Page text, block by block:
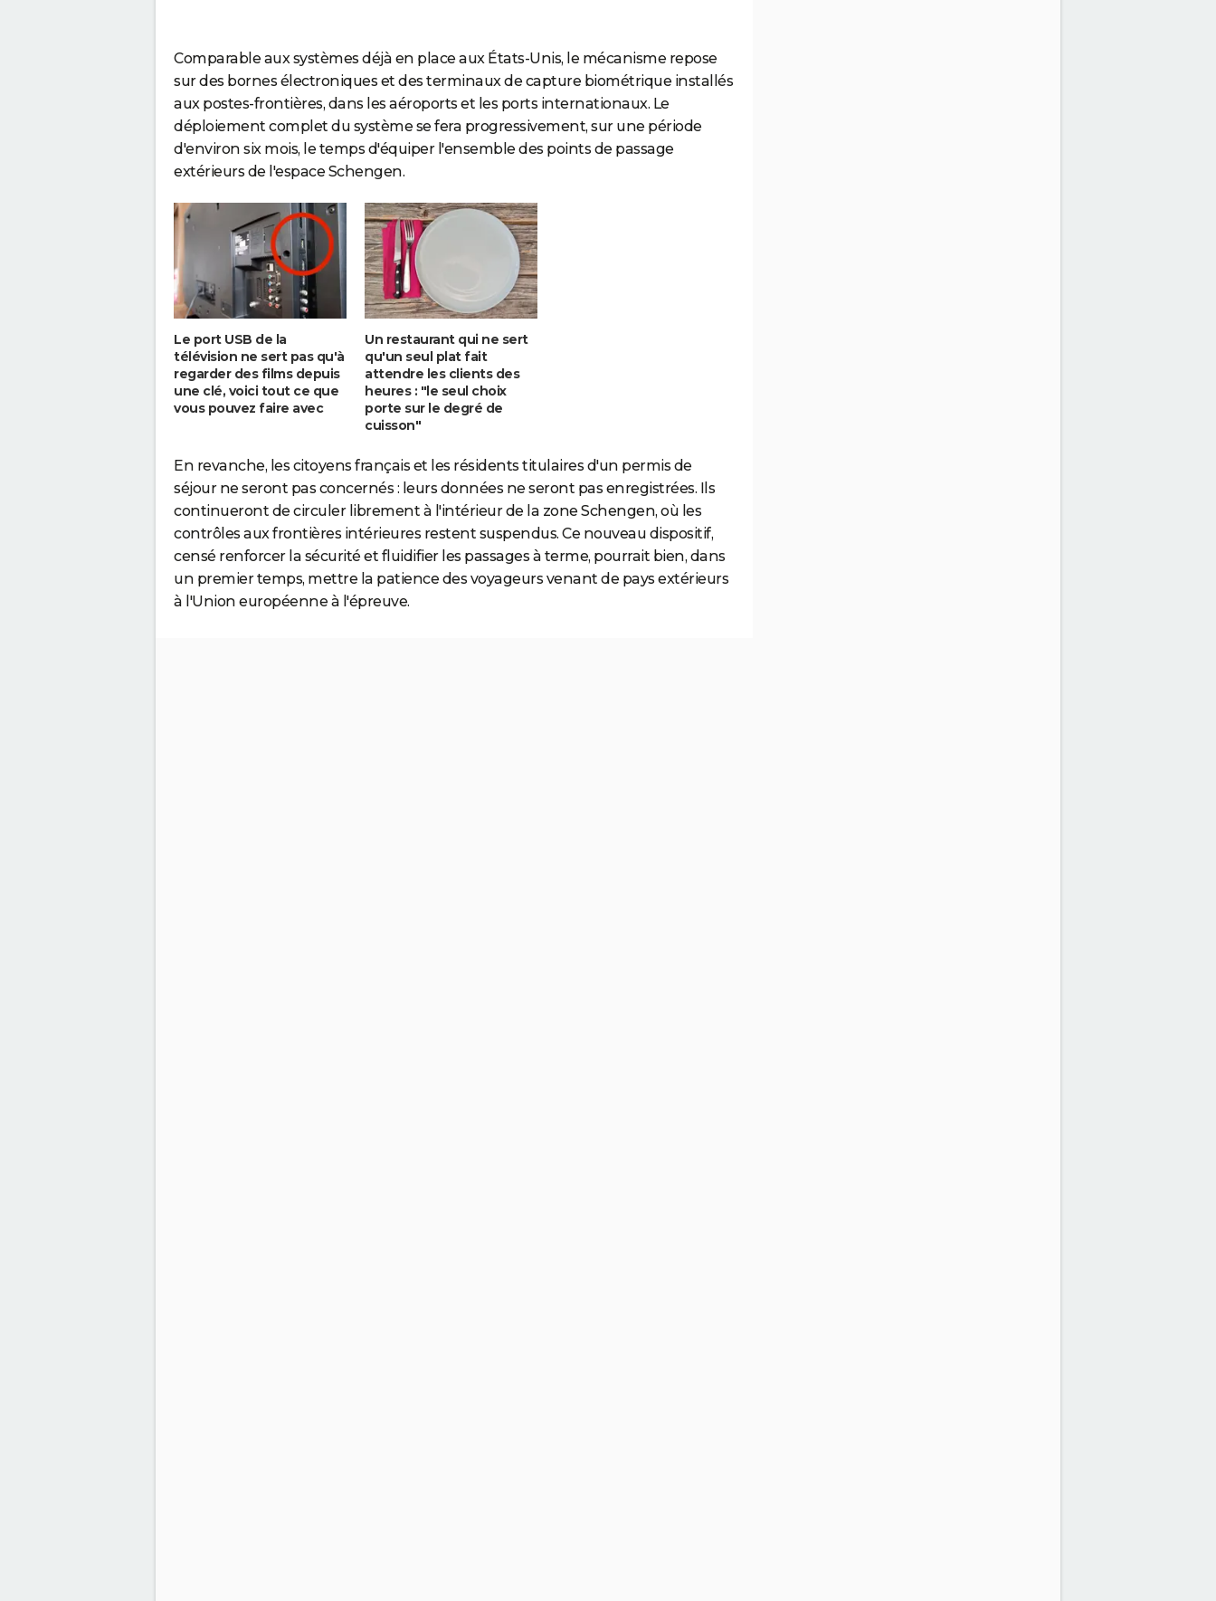
Comparable aux systèmes déjà en place aux États-Unis, le mécanisme repose
sur des bornes électroniques et des terminaux de capture biométrique installés
aux postes-frontières, dans les aéroports et les ports internationaux. Le
déploiement complet du système se fera progressivement, sur une période
d'environ six mois, le temps d'équiper l'ensemble des points de passage
extérieurs de l'espace Schengen.
Le port USB de la
télévision ne sert pas qu'à
regarder des films depuis
une clé, voici tout ce que
vous pouvez faire avec
Un restaurant qui ne sert
qu'un seul plat fait
attendre les clients des
heures : "le seul choix
porte sur le degré de
cuisson"
En revanche, les citoyens français et les résidents titulaires d'un permis de
séjour ne seront pas concernés : leurs données ne seront pas enregistrées. Ils
continueront de circuler librement à l'intérieur de la zone Schengen, où les
contrôles aux frontières intérieures restent suspendus. Ce nouveau dispositif,
censé renforcer la sécurité et fluidifier les passages à terme, pourrait bien, dans
un premier temps, mettre la patience des voyageurs venant de pays extérieurs
à l'Union européenne à l'épreuve.